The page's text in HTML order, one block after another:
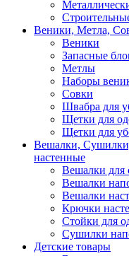
Веники, Метла,
Веники
Запасные
Метлы
Наборы
Совки
Швабра для
Щетки для
Щетки для
Вешалки,
настенные
Вешалки для
Вешалки
Вешалки
Крючки
Стойки для
Сушилки
Детские товары